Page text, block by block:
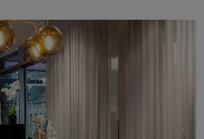
Направления
Курорты
Апартаменты с
Отели при аэропорте
Новые и будущие отели